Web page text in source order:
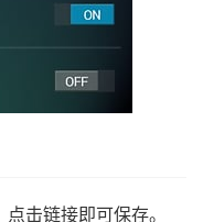
击链接即可保存。